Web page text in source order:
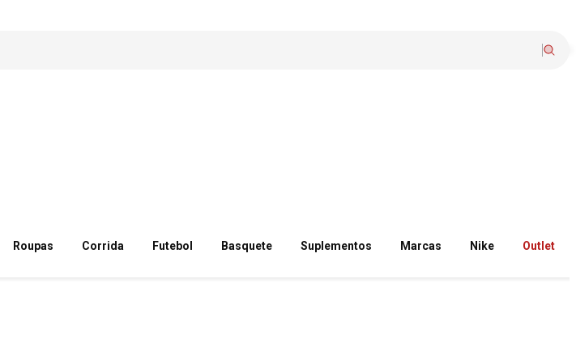
Roupas Corrida Futebol Basquete Suplementos Marcas Nike Outlet